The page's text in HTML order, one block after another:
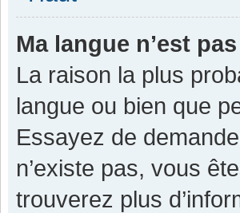
Ma langue n’est
La raison la plus
langue ou bien que
Essayez de
n’existe pas, vous
trouverez plus